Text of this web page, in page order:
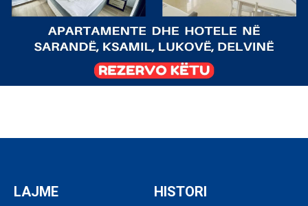
LAJME HISTORI